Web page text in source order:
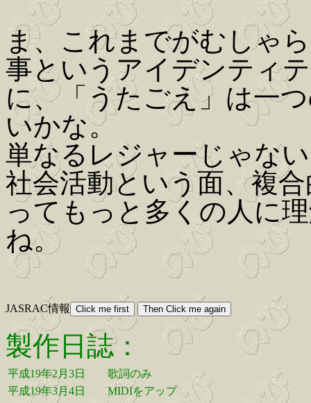
ま、これまでがむしゃ
事というアイデンティ
に、「うたごえ」は一
いかな。
単なるレジャーじゃな
社会活動という面、複
ってもっと多くの人に
ね。
JASRAC情報
製作日誌：
平成19年2月3日
歌詞のみ
平成19年3月4日
MIDIをアップ